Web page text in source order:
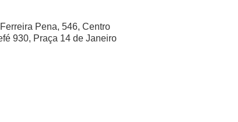
Pena, 546, Centro
930, Praça 14 de Janeiro